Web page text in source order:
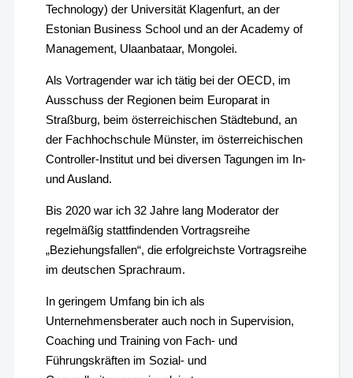
Technology) der Universität Klagenfurt, an der
Estonian Business School und an der Academy of
Management, Ulaanbataar, Mongolei.
Als Vortragender war ich tätig bei der OECD, im
Ausschuss der Regionen beim Europarat in
Straßburg, beim österreichischen Städtebund, an
der Fachhochschule Münster, im österreichischen
Controller-Institut und bei diversen Tagungen im In-
und Ausland.
Bis 2020 war ich 32 Jahre lang Moderator der
regelmäßig stattfindenden Vortragsreihe
„Beziehungsfallen“, die erfolgreichste Vortragsreihe
im deutschen Sprachraum.
In geringem Umfang bin ich als
Unternehmensberater auch noch in Supervision,
Coaching und Training von Fach- und
Führungskräften im Sozial- und